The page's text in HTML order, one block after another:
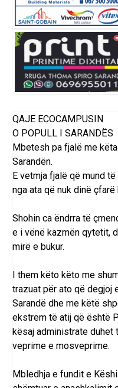
QAJE ECOCAMPUSIN
O POPULL I SARANDËS
Mbetesh pa fjalë me
Sarandën.
E vetmja fjalë që mund
nga ata që nuk dinë çfarë
Shohin ca ëndrra të
e i vënë kazmën qytetit,
mirë e bukur.
I them këto këto me
trazuat për ato që degjoj
Sarandë dhe me këtë
ekstrem të atij që është
kësaj administrate duhet
veprime e mosveprime.
Mbledhja e fundit e